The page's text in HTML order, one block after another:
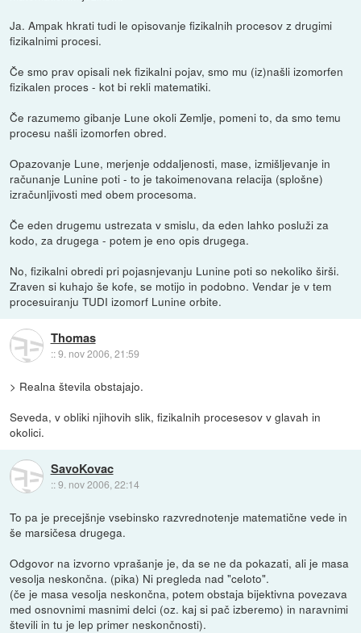
Ja. Ampak hkrati tudi le opisovanje fizikalnih procesov z drugimi
fizikalnimi procesi.
Če smo prav opisali nek fizikalni pojav, smo mu (iz)našli izomorfen
fizikalen proces - kot bi rekli matematiki.
Če razumemo gibanje Lune okoli Zemlje, pomeni to, da smo temu
procesu našli izomorfen obred.
Opazovanje Lune, merjenje oddaljenosti, mase, izmišljevanje in
računanje Lunine poti - to je takoimenovana relacija (splošne)
izračunljivosti med obem procesoma.
Če eden drugemu ustrezata v smislu, da eden lahko posluži za
kodo, za drugega - potem je eno opis drugega.
No, fizikalni obredi pri pojasnjevanju Lunine poti so nekoliko širši.
Zraven si kuhajo še kofe, se motijo in podobno. Vendar je v tem
procesuiranju TUDI izomorf Lunine orbite.
Thomas
::9. nov 2006, 21:59
> Realna števila obstajajo.
Seveda, v obliki njihovih slik, fizikalnih procesesov v glavah in
okolici.
SavoKovac
::9. nov 2006, 22:14
To pa je precejšnje vsebinsko razvrednotenje matematične vede in
še marsičesa drugega.
Odgovor na izvorno vprašanje je, da se ne da pokazati, ali je masa
vesolja neskončna. (pika) Ni pregleda nad "celoto".
(če je masa vesolja neskončna, potem obstaja bijektivna povezava
med osnovnimi masnimi delci (oz. kaj si pač izberemo) in naravnimi
števili in tu je lep primer neskončnosti).